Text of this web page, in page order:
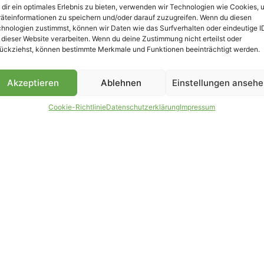
dir ein optimales Erlebnis zu bieten, verwenden wir Technologien wie Cookies,
zu speichern und/oder darauf zuzugreifen. Wenn du diesen
zustimmst, können wir Daten wie das Surfverhalten oder eindeutige
Website verarbeiten. Wenn du deine Zustimmung nicht erteilst oder
können bestimmte Merkmale und Funktionen beeinträchtigt werden.
Akzeptieren Ablehnen Einstellungen
Cookie-RichtlinieDatenschutzerklärungImpressum